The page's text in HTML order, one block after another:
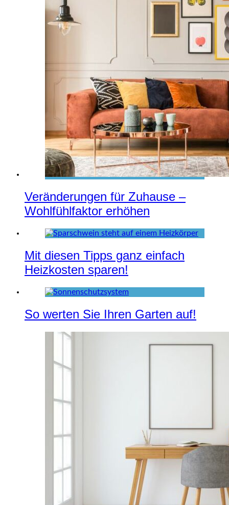
Veränderungen für Zuhause –
Wohlfühlfaktor erhöhen
Mit diesen Tipps ganz einfach
Heizkosten sparen!
So werten Sie Ihren Garten auf!